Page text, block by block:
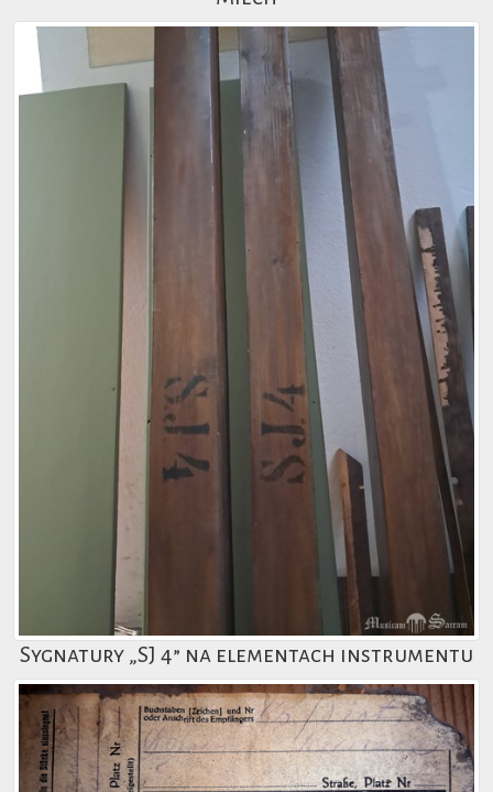
Sygnatury „SJ 4” na elementach instrumentu